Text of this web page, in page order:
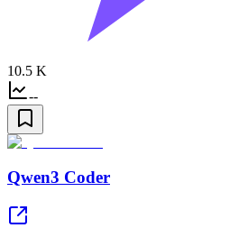
10.5 K
--
Qwen3 Coder